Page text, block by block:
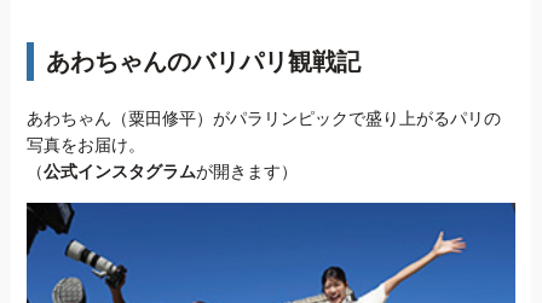
あわちゃんのバリパリ観戦記
あわちゃん（粟田修平）がパラリンピックで盛り上がるパリの
写真をお届け。
（公式インスタグラムが開きます）